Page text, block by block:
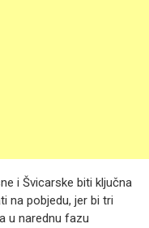
i Švicarske biti ključna
na pobjedu, jer bi tri
u narednu fazu